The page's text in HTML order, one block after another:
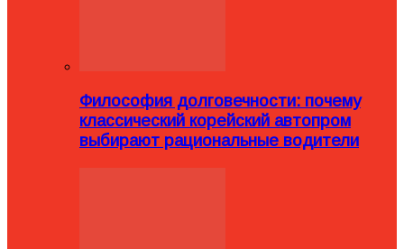
Философия долговечности: почему
классический корейский автопром
выбирают рациональные водители